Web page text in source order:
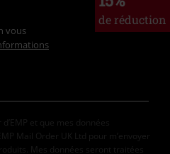
de réduction
vous
et que mes données
Mail Order UK Ltd pour m’envoyer
Mes données seront traitées